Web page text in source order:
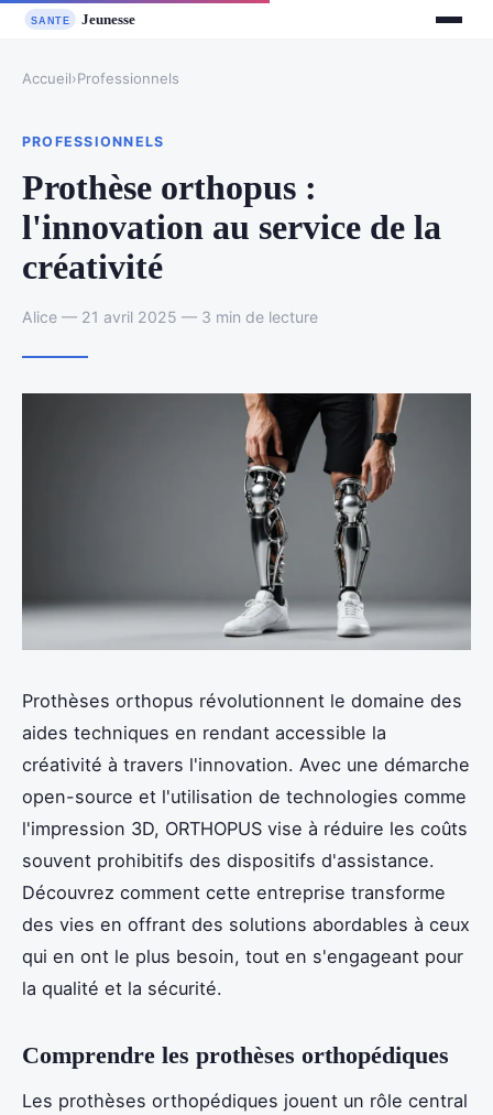
Accueil›Professionnels
PROFESSIONNELS
Prothèse orthopus :
l'innovation au service de la
créativité
Alice — 21 avril 2025 — 3 min de lecture
Prothèses orthopus révolutionnent le domaine des
aides techniques en rendant accessible la
créativité à travers l'innovation. Avec une démarche
open-source et l'utilisation de technologies comme
l'impression 3D, ORTHOPUS vise à réduire les coûts
souvent prohibitifs des dispositifs d'assistance.
Découvrez comment cette entreprise transforme
des vies en offrant des solutions abordables à ceux
qui en ont le plus besoin, tout en s'engageant pour
la qualité et la sécurité.
Comprendre les prothèses orthopédiques
Les prothèses orthopédiques jouent un rôle central